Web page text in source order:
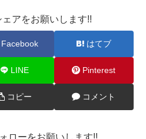
アをお願いします!!
Facebook はてブ
LINE Pinterest
コピー コメント
ローをお願いします!!